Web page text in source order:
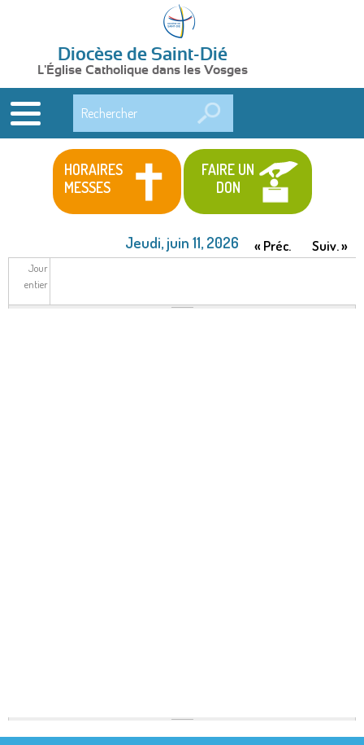
Diocèse de Saint-Dié
L'Église Catholique dans les Vosges
HORAIRES
MESSES
FAIRE UN
DON
Jeudi, juin 11, 2026 « Préc. Suiv. »
Jour
entier